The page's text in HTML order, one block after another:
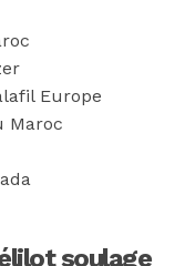
Europe
Maroc
soulage